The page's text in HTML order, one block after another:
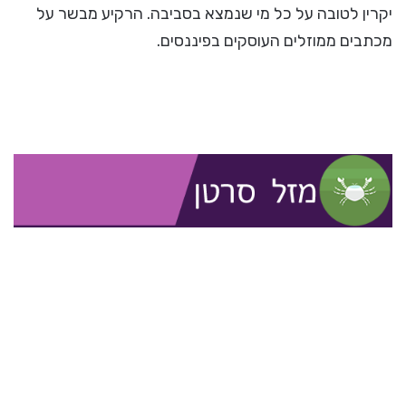
יקרין לטובה על כל מי שנמצא בסביבה. הרקיע מבשר על
מכתבים ממוזלים העוסקים בפיננסים.